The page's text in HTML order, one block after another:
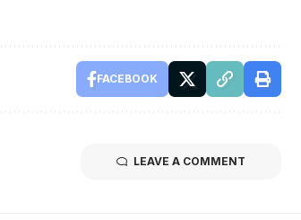
FACEBOOK
LEAVE A COMMENT